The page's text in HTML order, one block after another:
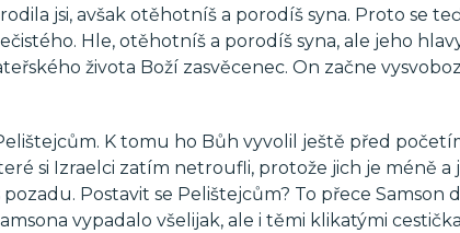
jsi, avšak otěhotníš a porodíš syna. Proto se
Hle, otěhotníš a porodíš syna, ale jeho
života Boží zasvěcenec. On začne
K tomu ho Bůh vyvolil ještě před
si Izraelci zatím netroufli, protože jich je méně a
Postavit se Pelištejcům? To přece Samson
vypadalo všelijak, ale i těmi klikatými